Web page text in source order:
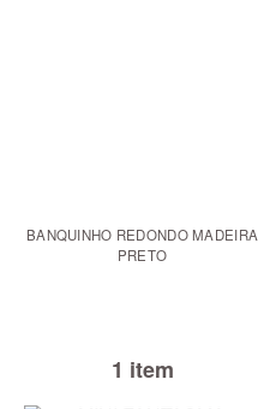
BANQUINHO REDONDO MADEIRA
PRETO
1 item